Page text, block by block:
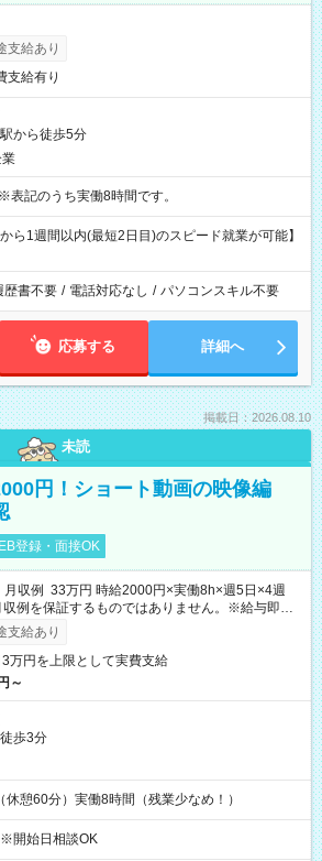
支給あり
支給有り
から徒歩5分
7:30～16:30 ※表記のうち実働8時間です。
ら1週間以内(最短2日目)のスピード就業が可能】
歴書不要 / 電話対応なし / パソコンスキル不要
応募する 詳細へ
掲載日：2026.08.10
未読
円！ショート動画の映像編
登録・面接OK
収例 33万円 時給2000円×実働8h×週5日×4週
例を保証するものではありません。※給与即受
用可（利用条件有）
支給あり
3万円を上限として実費支給
～
歩3分
休憩60分）実働8時間（残業少なめ！）
開始日相談OK